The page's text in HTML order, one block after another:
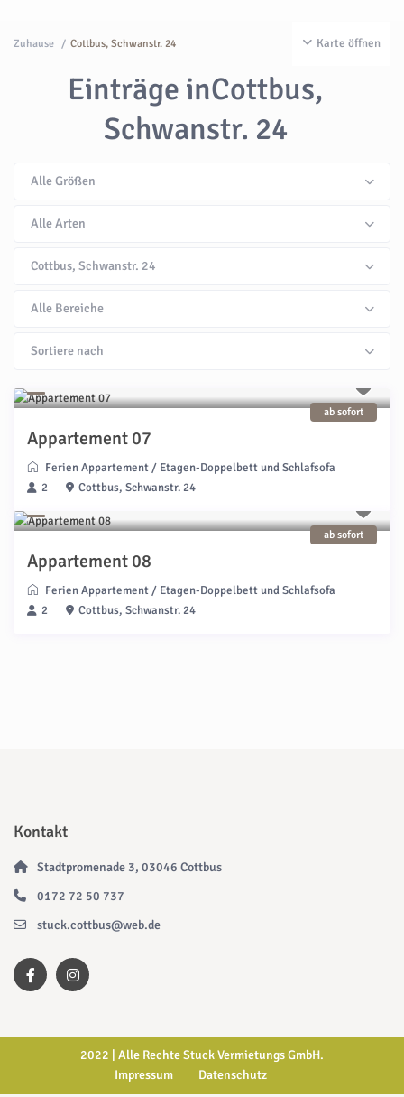
Karte öffnen
Zuhause Cottbus, Schwanstr. 24
Einträge inCottbus,
Schwanstr. 24
Alle Größen
Alle Arten
Cottbus, Schwanstr. 24
Alle Bereiche
Sortiere nach
ab sofort
Appartement 07
Ferien Appartement / Etagen-Doppelbett und Schlafsofa
2
Cottbus, Schwanstr. 24
ab sofort
Appartement 08
Ferien Appartement / Etagen-Doppelbett und Schlafsofa
2
Cottbus, Schwanstr. 24
Kontakt
Stadtpromenade 3, 03046 Cottbus
0172 72 50 737
stuck.cottbus@web.de
2022 | Alle Rechte Stuck Vermietungs GmbH.
Impressum
Datenschutz